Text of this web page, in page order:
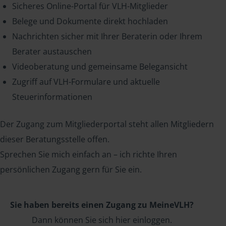
Sicheres Online-Portal für VLH-Mitglieder
Belege und Dokumente direkt hochladen
Nachrichten sicher mit Ihrer Beraterin oder Ihrem
Berater austauschen
Videoberatung und gemeinsame Belegansicht
Zugriff auf VLH-Formulare und aktuelle
Steuerinformationen
Der Zugang zum Mitgliederportal steht allen Mitgliedern
dieser Beratungsstelle offen.
Sprechen Sie mich einfach an – ich richte Ihren
persönlichen Zugang gern für Sie ein.
Sie haben bereits einen Zugang zu MeineVLH?
Dann können Sie sich hier einloggen.